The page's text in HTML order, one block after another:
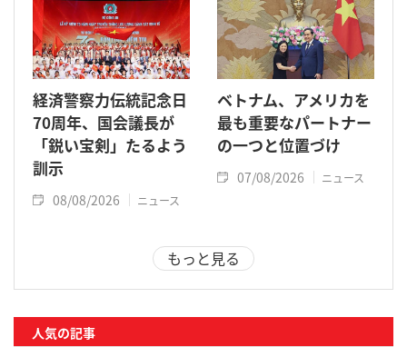
経済警察力伝統記念日
70周年、国会議長が
「鋭い宝剣」たるよう
訓示
08/08/2026 ニュース
ベトナム、アメリカを
最も重要なパートナー
の一つと位置づけ
07/08/2026 ニュース
もっと見る
人気の記事